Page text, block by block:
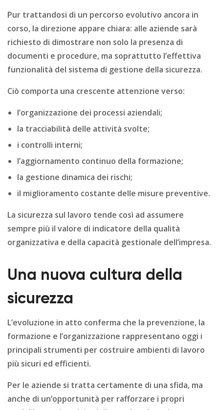
Pur trattandosi di un percorso evolutivo ancora in
corso, la direzione appare chiara: alle aziende sarà
richiesto di dimostrare non solo la presenza di
documenti e procedure, ma soprattutto l’effettiva
funzionalità del sistema di gestione della sicurezza.
Ciò comporta una crescente attenzione verso:
l’organizzazione dei processi aziendali;
la tracciabilità delle attività svolte;
i controlli interni;
l’aggiornamento continuo della formazione;
la gestione dinamica dei rischi;
il miglioramento costante delle misure preventive.
La sicurezza sul lavoro tende così ad assumere
sempre più il valore di indicatore della qualità
organizzativa e della capacità gestionale dell’impresa.
Una nuova cultura della
sicurezza
L’evoluzione in atto conferma che la prevenzione, la
formazione e l’organizzazione rappresentano oggi i
principali strumenti per costruire ambienti di lavoro
più sicuri ed efficienti.
Per le aziende si tratta certamente di una sfida, ma
anche di un’opportunità per rafforzare i propri